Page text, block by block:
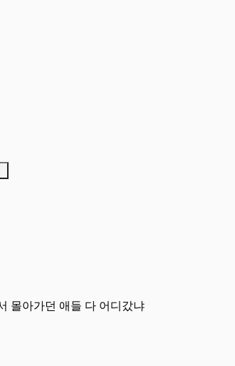
몰아가던 애들 다 어디갔냐